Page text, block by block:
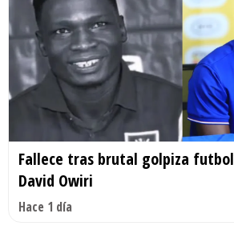
Fallece tras brutal golpiza
David Owiri
Hace 1 día